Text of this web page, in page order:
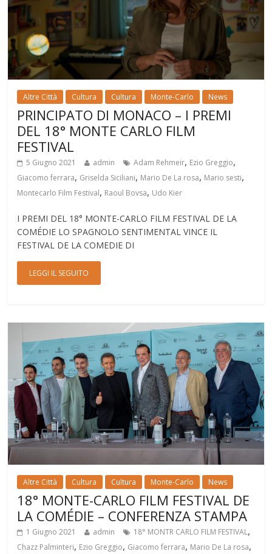
Altre Città Cultura Cultura Monte-Carlo News
PRINCIPATO DI MONACO – I PREMI
DEL 18° MONTE CARLO FILM
FESTIVAL
5 Giugno 2021 admin Adam Rehmeir, Ezio Greggio,
Giacomo ferrara, Griselda Siciliani, Mario De La rosa, Mario sesti,
Montecarlo Film Festival, Raoul Bovsa, Udo Kier
I PREMI DEL 18° MONTE-CARLO FILM FESTIVAL DE LA
COMÉDIE LO SPAGNOLO SENTIMENTAL VINCE IL
FESTIVAL DE LA COMEDIE DI
LEGGI IL SEGUITO
Altre Città Cultura Cultura Monte-Carlo News
18° MONTE-CARLO FILM FESTIVAL DE
LA COMÉDIE – CONFERENZA STAMPA
1 Giugno 2021 admin 18° MONTR CARLO FILM FESTIVAL,
Chazz Palminteri, Ezio Greggio, Giacomo ferrara, Mario De La rosa,